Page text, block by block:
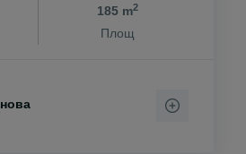
185 m2
Площ